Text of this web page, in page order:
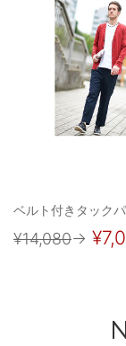
ベルト付きタック
¥14,080→